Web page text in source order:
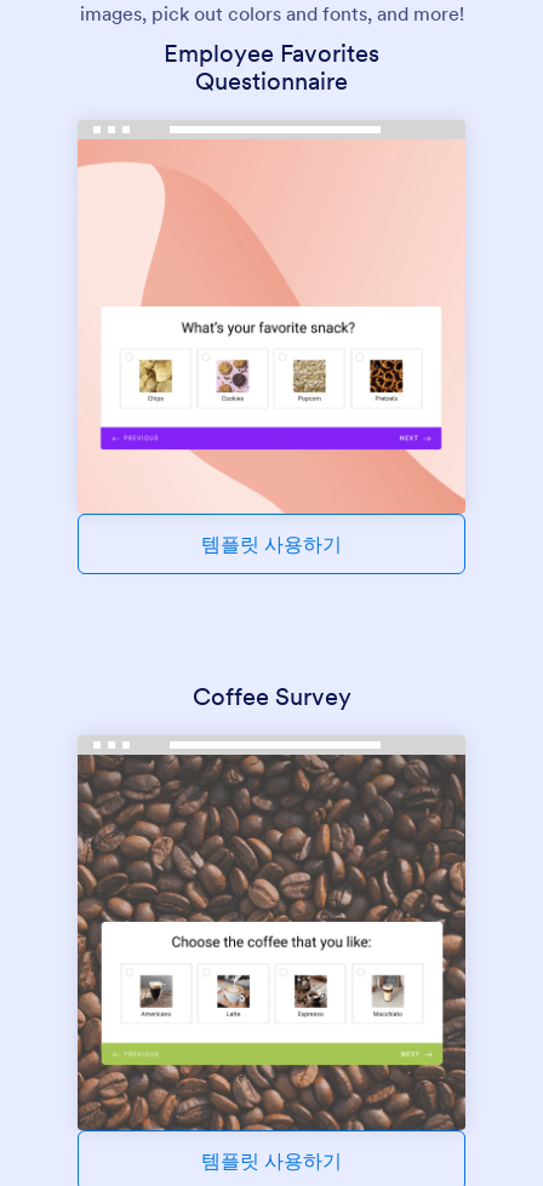
images, pick out colors and fonts, and more!
Employee Favorites
Questionnaire
템플릿 사용하기
Coffee Survey
템플릿 사용하기